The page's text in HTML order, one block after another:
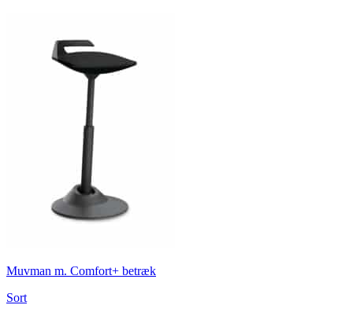
Muvman m. Comfort+ betræk
Sort